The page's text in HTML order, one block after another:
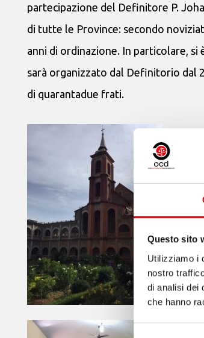
Questo sito
Utilizziamo i
nostro
di analisi dei
che hanno
partecipazione del Definitore P.
di tutte le Province: secondo
anni di ordinazione. In particolare,
sarà organizzato dal Definitorio dal
di quarantadue frati.